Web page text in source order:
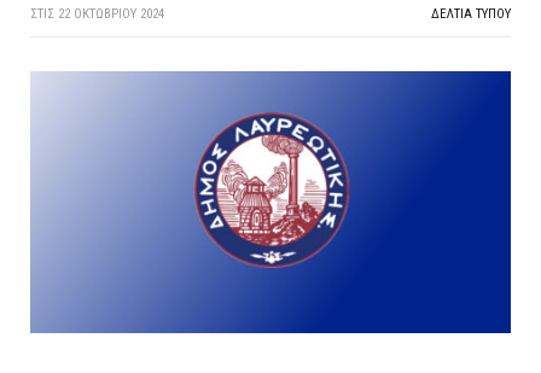
ΣΤΙΣ 22 ΟΚΤΩΒΡΊΟΥ 2024 ΔΕΛΤΙΑ ΤΥΠΟΥ